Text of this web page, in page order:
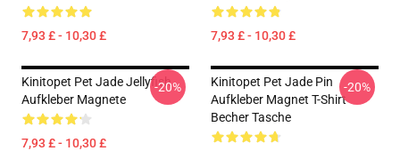
7,93 £ - 10,30 £ 7,93 £ - 10,30 £
Kinitopet Pet Jade Jellyfish
Aufkleber Magnete
7,93 £ - 10,30 £
-20%
Kinitopet Pet Jade Pin
Aufkleber Magnet T-Shirt
Becher Tasche
-20%